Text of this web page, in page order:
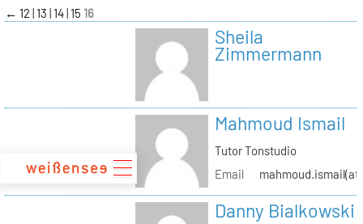
zum
Inhalt
← 12 13 14 15 16
Sheila
Zimmermann
Mahmoud Ismail
Tutor Tonstudio
Email
Danny Bialkowski